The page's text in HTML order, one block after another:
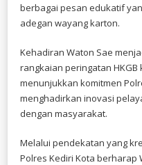
berbagai pesan edukatif
adegan wayang karton.
Kehadiran Waton Sae
rangkaian peringatan HKGB
menunjukkan komitmen
menghadirkan inovasi
dengan masyarakat.
Melalui pendekatan yang
Polres Kediri Kota berharap